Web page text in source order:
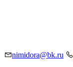
nimidora@bk.ru